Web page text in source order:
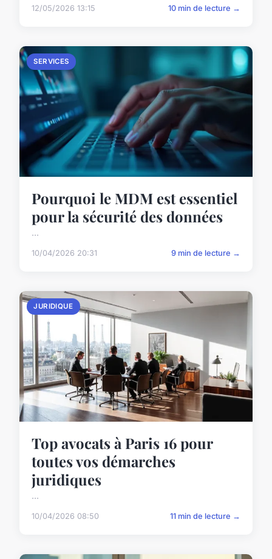
12/05/2026 13:15 10 min de lecture →
SERVICES
Pourquoi le MDM est essentiel
pour la sécurité des données
...
10/04/2026 20:31 9 min de lecture →
JURIDIQUE
Top avocats à Paris 16 pour
toutes vos démarches
juridiques
...
10/04/2026 08:50 11 min de lecture →